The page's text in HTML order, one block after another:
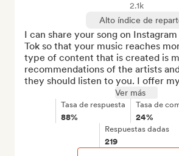
2.1k
Alto índice de
I can share your song on
Tok so that your music reaches
type of content that is created is
recommendations of the artists
they should listen to you. I offer
Ver más
Tasa de respuesta
88%
Tasa de
24%
Respuestas dadas
219